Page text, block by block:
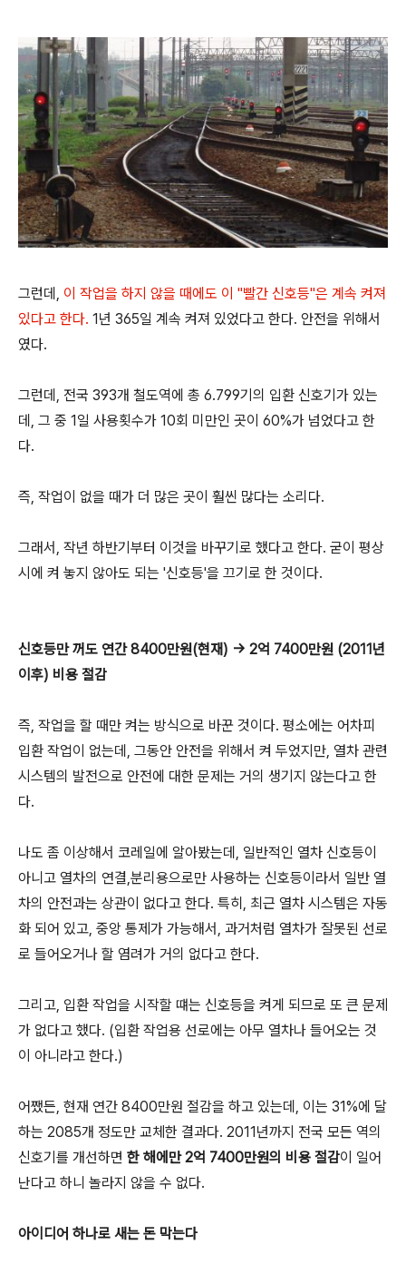
그런데, 이 작업을 하지 않을 때에도 이 "빨간 신호등"은 계속 켜져
있다고 한다. 1년 365일 계속 켜져 있었다고 한다. 안전을 위해서
였다.
그런데, 전국 393개 철도역에 총 6.799기의 입환 신호기가 있는
데, 그 중 1일 사용횟수가 10회 미만인 곳이 60%가 넘었다고 한
다.
즉, 작업이 없을 때가 더 많은 곳이 훨씬 많다는 소리다.
그래서, 작년 하반기부터 이것을 바꾸기로 했다고 한다. 굳이 평상
시에 켜 놓지 않아도 되는 '신호등'을 끄기로 한 것이다.
신호등만 꺼도 연간 8400만원(현재) → 2억 7400만원 (2011년
이후) 비용 절감
즉, 작업을 할 때만 켜는 방식으로 바꾼 것이다. 평소에는 어차피
입환 작업이 없는데, 그동안 안전을 위해서 켜 두었지만, 열차 관련
시스템의 발전으로 안전에 대한 문제는 거의 생기지 않는다고 한
다.
나도 좀 이상해서 코레일에 알아봤는데, 일반적인 열차 신호등이
아니고 열차의 연결,분리용으로만 사용하는 신호등이라서 일반 열
차의 안전과는 상관이 없다고 한다. 특히, 최근 열차 시스템은 자동
화 되어 있고, 중앙 통제가 가능해서, 과거처럼 열차가 잘못된 선로
로 들어오거나 할 염려가 거의 없다고 한다.
그리고, 입환 작업을 시작할 떄는 신호등을 켜게 되므로 또 큰 문제
가 없다고 했다. (입환 작업용 선로에는 아무 열차나 들어오는 것
이 아니라고 한다.)
어쨌든, 현재 연간 8400만원 절감을 하고 있는데, 이는 31%에 달
하는 2085개 정도만 교체한 결과다. 2011년까지 전국 모든 역의
신호기를 개선하면 한 해에만 2억 7400만원의 비용 절감이 일어
난다고 하니 놀라지 않을 수 없다.
아이디어 하나로 새는 돈 막는다